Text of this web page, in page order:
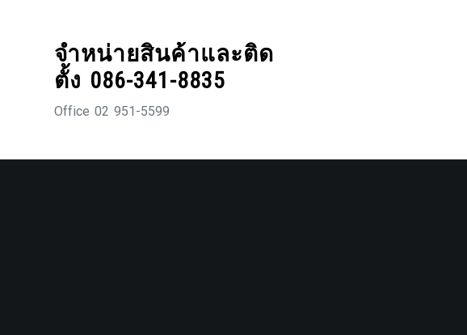
จำหน่ายสินค้าและติด
ตั้ง 086-341-8835
Office 02 951-5599